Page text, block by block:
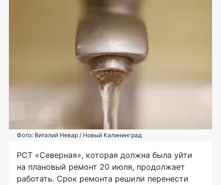
Фото: Виталий Невар / Новый Калининград
РСТ «Северная», которая должна была уйти
на плановый ремонт 20 июля, продолжает
работать. Срок ремонта решили перенести